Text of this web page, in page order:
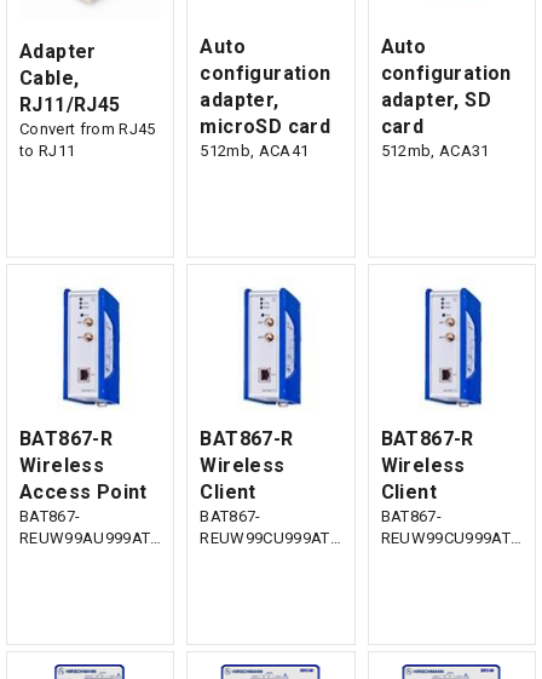
Adapter
Cable,
RJ11/RJ45
Convert from RJ45
to RJ11
Auto
configuration
adapter,
microSD card
512mb, ACA41
Auto
configuration
adapter, SD
card
512mb, ACA31
BAT867-R
Wireless
Access Point
BAT867-
BAT867-R
Wireless
Client
BAT867-
BAT867-R
Wireless
Client
BAT867-
REUW99CU999AT199L999ZH